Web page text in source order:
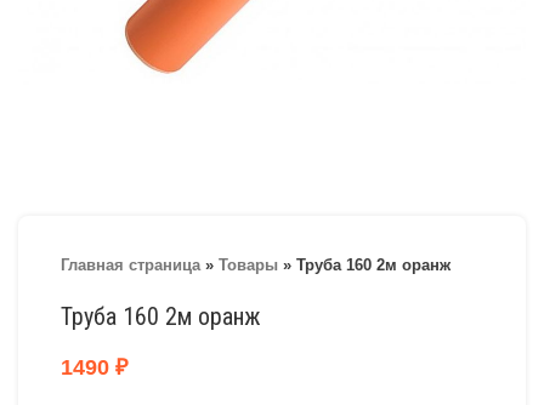
Главная страница» Товары » Труба 160 2м оранж
Труба 160 2м оранж
1490 ₽